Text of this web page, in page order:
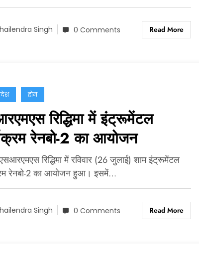
Singh 0 Comments Read More
होम
रिद्धिमा में इंट्रूमेंटल
रेनबो-2 का आयोजन
रिद्धिमा में रविवार (26 जुलाई) शाम इंट्रूमेंटल
रेनबो-2 का आयोजन हुआ। इसमें…
Singh 0 Comments Read More